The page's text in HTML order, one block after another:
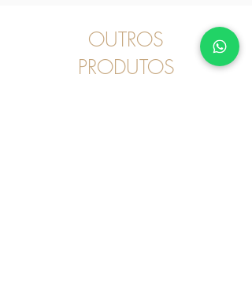
OUTROS
PRODUTOS